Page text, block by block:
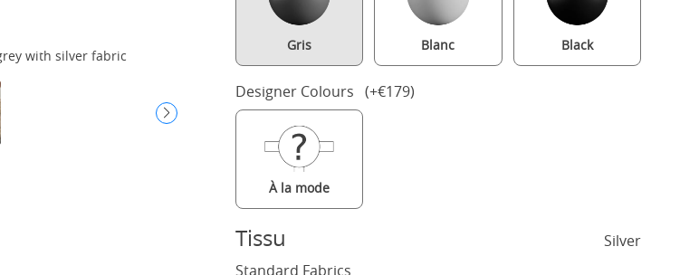
with silver fabric Coleridge Slim Upholstered wood upholstered bed in grey with silver
Gris Blanc Black
Designer Colours (+€179)
À la mode
Tissu
Silver
Standard Fabrics